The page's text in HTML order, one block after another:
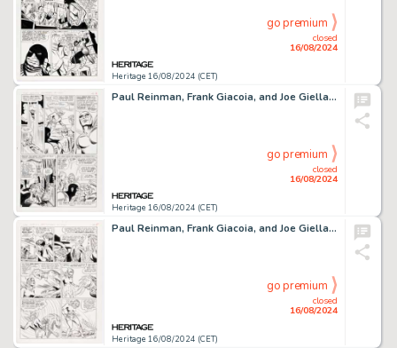
Heritage 16/08/2024 (CET)
closed
16/08/2024
go premium
Paul Reinman, Frank Giacoia, and Joe Giella The Mighty Crusaders #1 Story Page 8 Original Art (Archie, 1965).
Heritage 16/08/2024 (CET)
closed
16/08/2024
go premium
Paul Reinman, Frank Giacoia, and Joe Giella The Mighty Crusaders #1 Story Page 5 Original Art (Archie, 1965).
Heritage 16/08/2024 (CET)
closed
16/08/2024
go premium